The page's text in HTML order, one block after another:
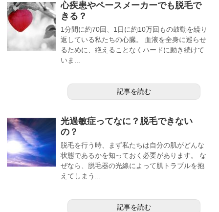
心疾患やペースメーカーでも脱毛で
きる？
1分間に約70回、1日に約10万回もの鼓動を繰り
返している私たちの心臓。 血液を全身に巡らせ
るために、絶えることなくハードに動き続けて
いま...
記事を読む
光過敏症ってなに？脱毛できない
の？
脱毛を行う時、まず私たちは自分の肌がどんな
状態であるかを知っておく必要があります。 な
ぜなら、脱毛器の光線によって肌トラブルを抱
えてしまう...
記事を読む